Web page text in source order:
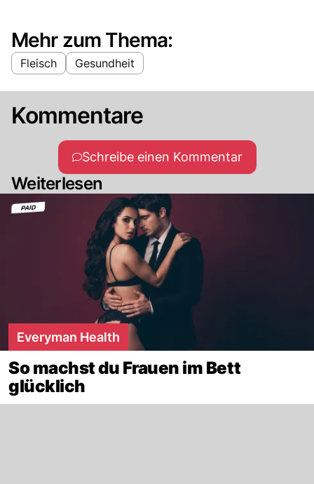
Mehr zum Thema:
Fleisch Gesundheit
Kommentare
Schreibe einen Kommentar
Weiterlesen
Everyman Health
So machst du Frauen im Bett
glücklich